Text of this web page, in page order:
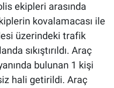
ekipleri arasında
kovalamacası ile
üzerindeki trafik
sıkıştırıldı. Araç
bulunan 1 kişi
hali getirildi. Araç